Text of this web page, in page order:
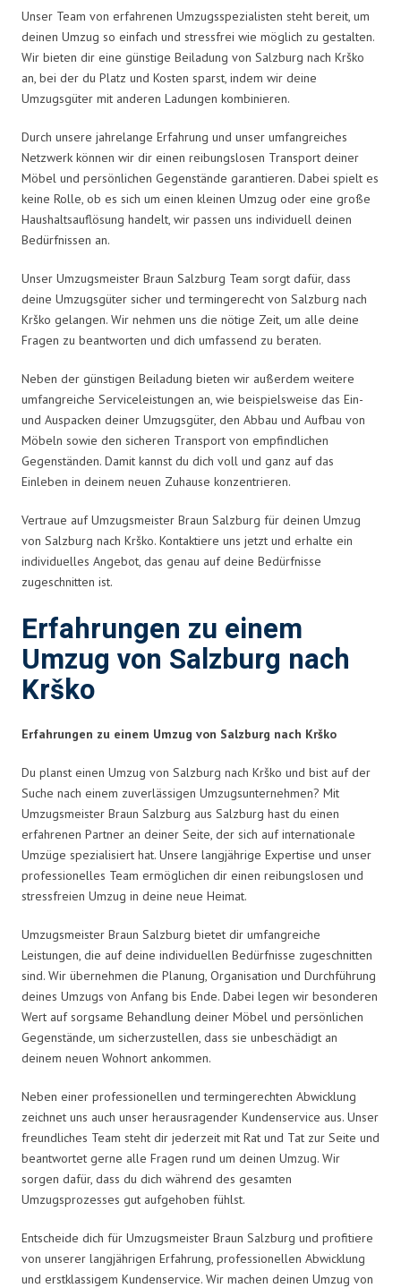
Unser Team von erfahrenen Umzugsspezialisten steht bereit, um
deinen Umzug so einfach und stressfrei wie möglich zu gestalten.
Wir bieten dir eine günstige Beiladung von Salzburg nach Krško
an, bei der du Platz und Kosten sparst, indem wir deine
Umzugsgüter mit anderen Ladungen kombinieren.
Durch unsere jahrelange Erfahrung und unser umfangreiches
Netzwerk können wir dir einen reibungslosen Transport deiner
Möbel und persönlichen Gegenstände garantieren. Dabei spielt es
keine Rolle, ob es sich um einen kleinen Umzug oder eine große
Haushaltsauflösung handelt, wir passen uns individuell deinen
Bedürfnissen an.
Unser Umzugsmeister Braun Salzburg Team sorgt dafür, dass
deine Umzugsgüter sicher und termingerecht von Salzburg nach
Krško gelangen. Wir nehmen uns die nötige Zeit, um alle deine
Fragen zu beantworten und dich umfassend zu beraten.
Neben der günstigen Beiladung bieten wir außerdem weitere
umfangreiche Serviceleistungen an, wie beispielsweise das Ein-
und Auspacken deiner Umzugsgüter, den Abbau und Aufbau von
Möbeln sowie den sicheren Transport von empfindlichen
Gegenständen. Damit kannst du dich voll und ganz auf das
Einleben in deinem neuen Zuhause konzentrieren.
Vertraue auf Umzugsmeister Braun Salzburg für deinen Umzug
von Salzburg nach Krško. Kontaktiere uns jetzt und erhalte ein
individuelles Angebot, das genau auf deine Bedürfnisse
zugeschnitten ist.
Erfahrungen zu einem
Umzug von Salzburg nach
Krško
Erfahrungen zu einem Umzug von Salzburg nach Krško
Du planst einen Umzug von Salzburg nach Krško und bist auf der
Suche nach einem zuverlässigen Umzugsunternehmen? Mit
Umzugsmeister Braun Salzburg aus Salzburg hast du einen
erfahrenen Partner an deiner Seite, der sich auf internationale
Umzüge spezialisiert hat. Unsere langjährige Expertise und unser
professionelles Team ermöglichen dir einen reibungslosen und
stressfreien Umzug in deine neue Heimat.
Umzugsmeister Braun Salzburg bietet dir umfangreiche
Leistungen, die auf deine individuellen Bedürfnisse zugeschnitten
sind. Wir übernehmen die Planung, Organisation und Durchführung
deines Umzugs von Anfang bis Ende. Dabei legen wir besonderen
Wert auf sorgsame Behandlung deiner Möbel und persönlichen
Gegenstände, um sicherzustellen, dass sie unbeschädigt an
deinem neuen Wohnort ankommen.
Neben einer professionellen und termingerechten Abwicklung
zeichnet uns auch unser herausragender Kundenservice aus. Unser
freundliches Team steht dir jederzeit mit Rat und Tat zur Seite und
beantwortet gerne alle Fragen rund um deinen Umzug. Wir
sorgen dafür, dass du dich während des gesamten
Umzugsprozesses gut aufgehoben fühlst.
Entscheide dich für Umzugsmeister Braun Salzburg und profitiere
von unserer langjährigen Erfahrung, professionellen Abwicklung
und erstklassigem Kundenservice. Wir machen deinen Umzug von